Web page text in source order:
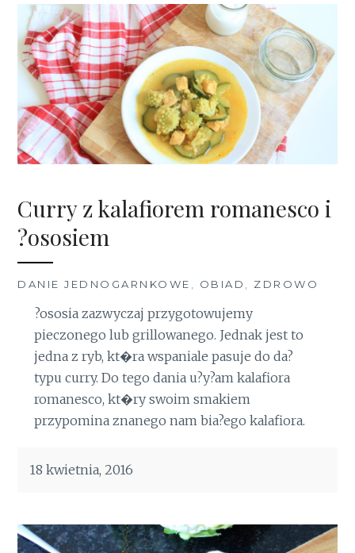
Curry z kalafiorem romanesco i
?ososiem
DANIE JEDNOGARNKOWE OBIAD ZDROWO
?ososia zazwyczaj przygotowujemy
pieczonego lub grillowanego. Jednak jest to
jedna z ryb, kt�ra wspaniale pasuje do da?
typu curry. Do tego dania u?y?am kalafiora
romanesco, kt�ry swoim smakiem
przypomina znanego nam bia?ego kalafiora.
18 kwietnia, 2016